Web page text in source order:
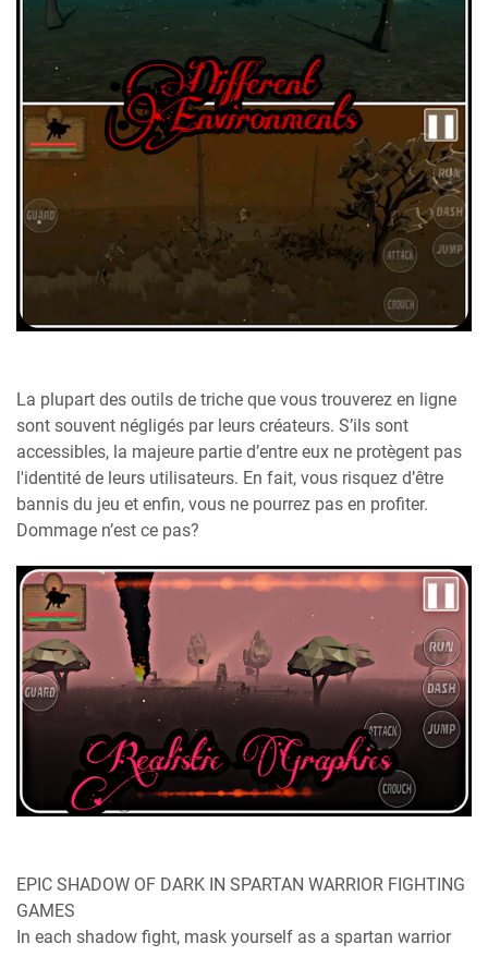
La plupart des outils de triche que vous trouverez en ligne
sont souvent négligés par leurs créateurs. S’ils sont
accessibles, la majeure partie d’entre eux ne protègent pas
l'identité de leurs utilisateurs. En fait, vous risquez d’être
bannis du jeu et enfin, vous ne pourrez pas en profiter.
Dommage n’est ce pas?
EPIC SHADOW OF DARK IN SPARTAN WARRIOR FIGHTING
GAMES
In each shadow fight, mask yourself as a spartan warrior